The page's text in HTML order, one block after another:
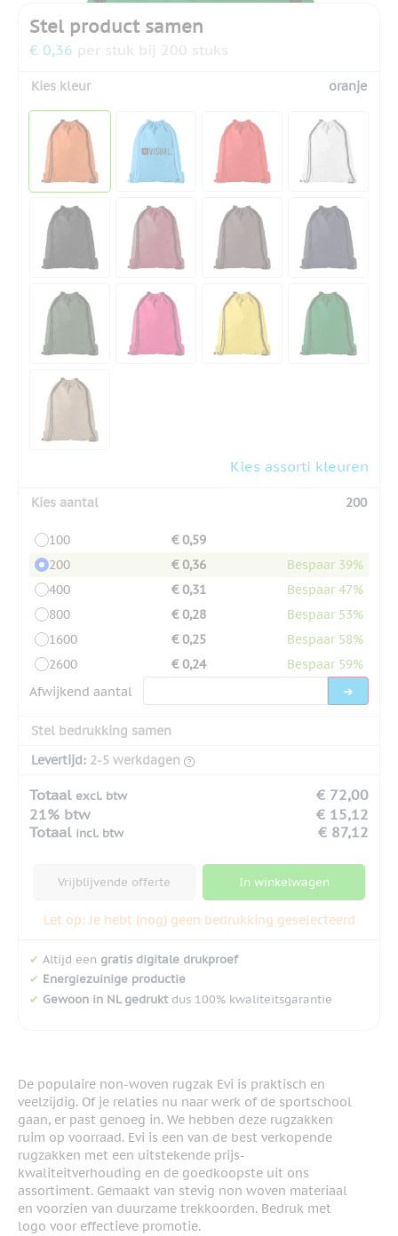
Stel product samen
€ 0,36 per stuk bij 200 stuks
Kies kleur oranje
Kies assorti kleuren
Kies aantal 200
100
€ 0,59
200
€ 0,36
Bespaar 39%
400
€ 0,31
Bespaar 47%
800
€ 0,28
Bespaar 53%
1600
€ 0,25
Bespaar 58%
2600
€ 0,24
Bespaar 59%
Afwijkend aantal
Stel bedrukking samen
Levertijd: 2-5 werkdagen
Totaal excl. btw
€ 72,00
21% btw
€ 15,12
Totaal incl. btw € 87,12
Vrijblijvende offerte In winkelwagen
Let op: Je hebt (nog) geen bedrukking geselecteerd
✔ Altijd een gratis digitale drukproef
✔ Energiezuinige productie
✔ Gewoon in NL gedruktdus 100% kwaliteitsgarantie
De populaire non-woven rugzak Evi is praktisch en
veelzijdig. Of je relaties nu naar werk of de sportschool
gaan, er past genoeg in. We hebben deze rugzakken
ruim op voorraad. Evi is een van de best verkopende
rugzakken met een uitstekende prijs-
kwaliteitverhouding en de goedkoopste uit ons
assortiment. Gemaakt van stevig non woven materiaal
en voorzien van duurzame trekkoorden. Bedruk met
logo voor effectieve promotie.